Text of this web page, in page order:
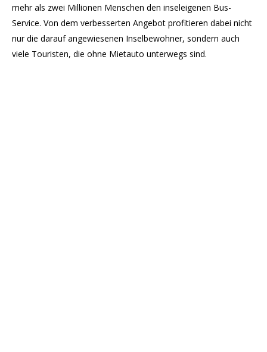
mehr als zwei Millionen Menschen den inseleigenen Bus-
Service. Von dem verbesserten Angebot profitieren dabei nicht
nur die darauf angewiesenen Inselbewohner, sondern auch
viele Touristen, die ohne Mietauto unterwegs sind.